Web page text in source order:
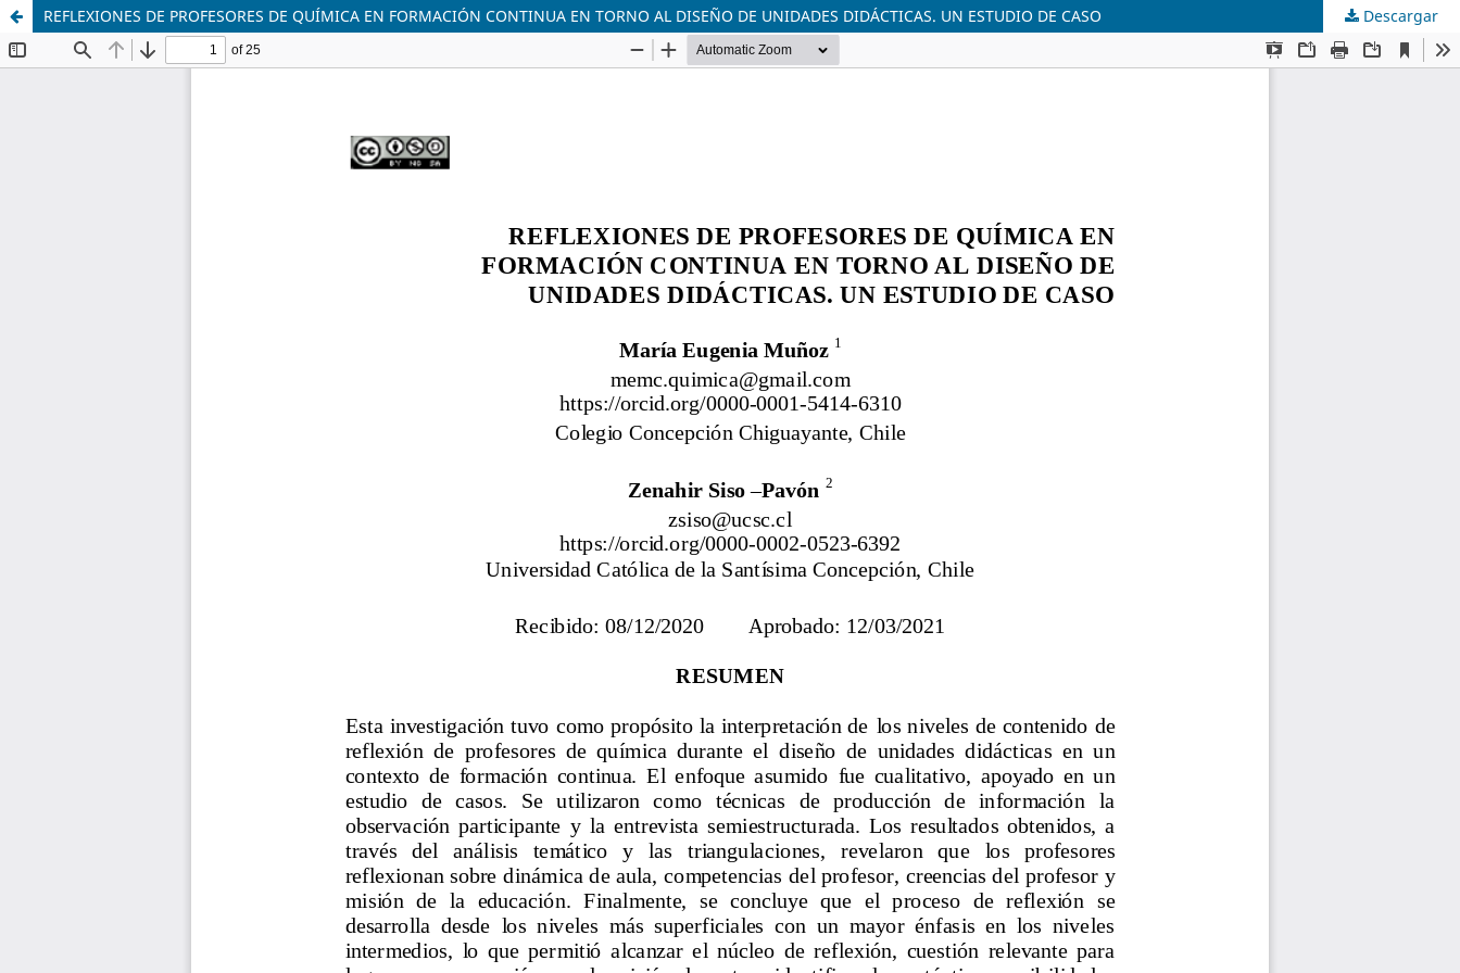
REFLEXIONES DE PROFESORES DE QUÍMICA EN FORMACIÓN CONTINUA EN TORNO AL DISEÑO DE UNIDADES DIDÁCTICAS. UN ESTUDIO DE CASO Descargar